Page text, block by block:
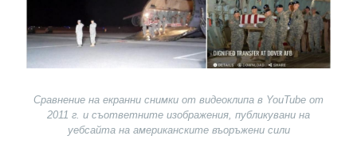
Сравнение на екранни снимки от видеоклипа в YouTube от
2011 г. и съответните изображения, публикувани на
уебсайта на американските въоръжени сили